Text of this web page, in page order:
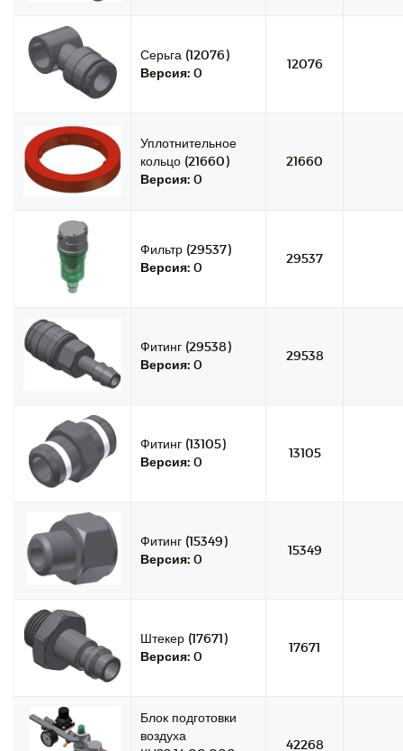
Серьга (12076)
Версия: 0
12076
Уплотнительное
кольцо (21660)
Версия: 0
21660
Фильтр (29537)
Версия: 0
29537
Фитинг (29538)
Версия: 0
29538
Фитинг (13105)
Версия: 0
13105
Фитинг (15349)
Версия: 0
15349
Штекер (17671)
Версия: 0
17671
Блок подготовки
воздуха
42268